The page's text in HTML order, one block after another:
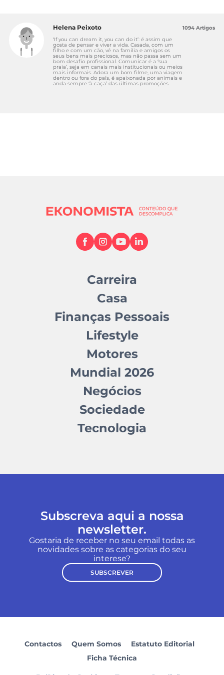
Helena Peixoto
‘If you can dream it, you can do it’: é assim que
gosta de pensar e viver a vida. Casada, com um
filho e com um cão, vê na família e amigos os
seus bens mais preciosos, mas não passa sem um
bom desafio profissional. Comunicar é a ‘sua
praia’, seja em canais mais institucionais ou meios
mais informais. Adora um bom filme, uma viagem
dentro ou fora do país, é apaixonada por animais e
anda sempre ‘à caça’ das últimas promoções.
1094 Artigos
Carreira
Casa
Finanças Pessoais
Lifestyle
Motores
Mundial 2026
Negócios
Sociedade
Tecnologia
Subscreva aqui a nossa
newsletter.
Gostaria de receber no seu email todas as
novidades sobre as categorias do seu
interese?
SUBSCREVER
Contactos Quem Somos
Estatuto Editorial
Ficha Técnica